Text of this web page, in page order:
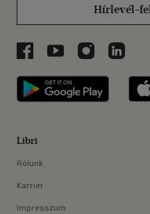
Hírlevél-
Libri a Facebookon
Libri a Youtube-
Libri azLibri
Libri
Libri
Rólunk
Karrier
Impresszum